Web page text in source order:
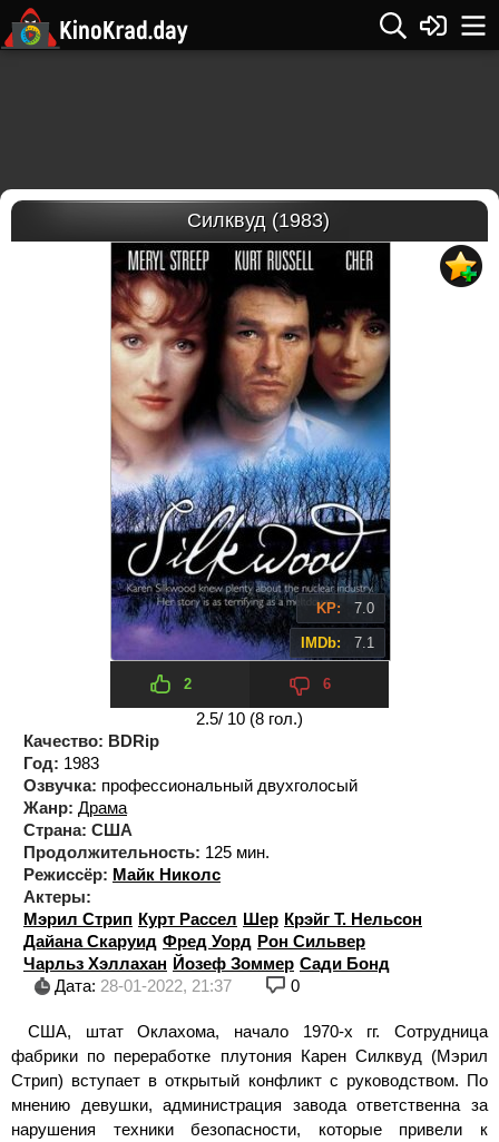
Силквуд (1983)
KP: 7.0
IMDb: 7.1
2 6
2.5/ 10 (8 гол.)
Качество: BDRip
Год: 1983
Озвучка: профессиональный двухголосый
Жанр: Драма
Страна: США
Продолжительность: 125 мин.
Режиссёр: Майк Николс
Актеры:
Мэрил Стрип Курт Рассел Шер Крэйг Т. Нельсон
Дайана Скаруид Фред Уорд Рон Сильвер
Чарльз Хэллахан Йозеф Зоммер Сади Бонд
Дата: 28-01-2022, 21:37 0
США, штат Оклахома, начало 1970-х гг. Сотрудница
фабрики по переработке плутония Карен Силквуд (Мэрил
Стрип) вступает в открытый конфликт с руководством. По
мнению девушки, администрация завода ответственна за
нарушения техники безопасности, которые привели к